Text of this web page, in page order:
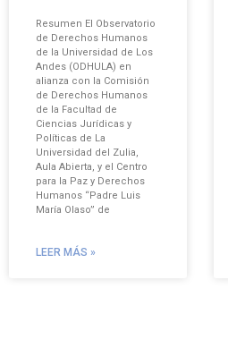
Resumen El Observatorio
de Derechos Humanos
de la Universidad de Los
Andes (ODHULA) en
alianza con la Comisión
de Derechos Humanos
de la Facultad de
Ciencias Jurídicas y
Políticas de La
Universidad del Zulia,
Aula Abierta, y el Centro
para la Paz y Derechos
Humanos “Padre Luis
María Olaso” de
LEER MÁS »